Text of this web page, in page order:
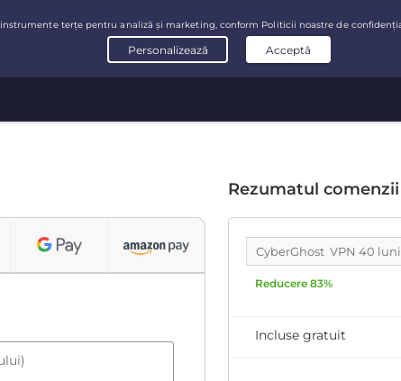
Rezumatul comenzii
CyberGhost VPN 40 luni
Reducere 83%
Incluse gratuit